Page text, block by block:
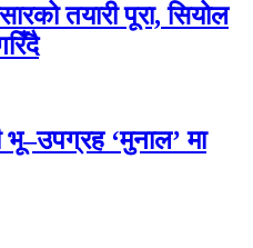
तयारी पूरा, सियोल
भू–उपग्रह ‘मुनाल’ मा